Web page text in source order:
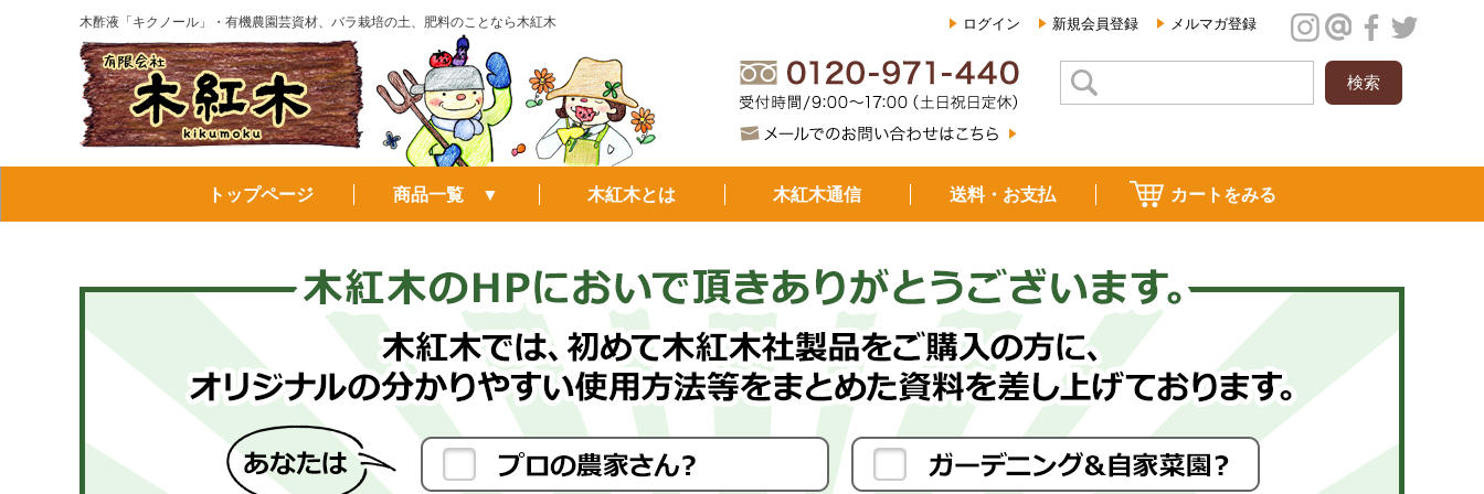
木酢液「キクノール」・有機農園芸資材、バラ栽培の土、肥料のことなら木紅木 ログイン 新規会員登録 メルマガ登録
トップページ 商品一覧 ▼ 木紅木とは 木紅木通信 送料・お支払 カートをみる